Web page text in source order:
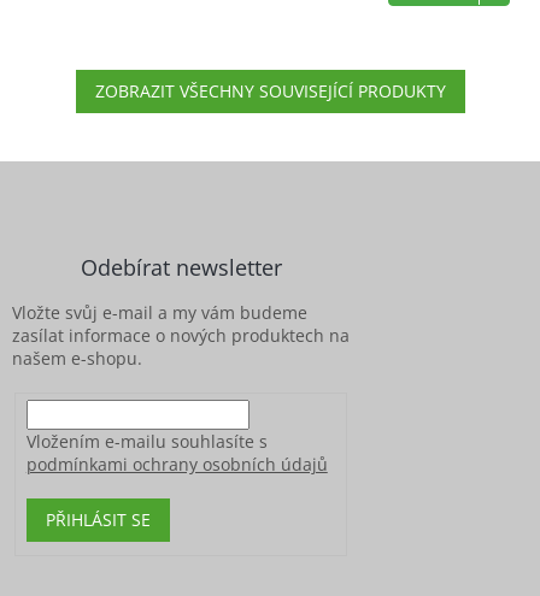
ZOBRAZIT VŠECHNY SOUVISEJÍCÍ PRODUKTY
Odebírat newsletter
Vložte svůj e-mail a my vám budeme
zasílat informace o nových produktech na
našem e-shopu.
Vložením e-mailu souhlasíte s
podmínkami ochrany osobních údajů
PŘIHLÁSIT SE